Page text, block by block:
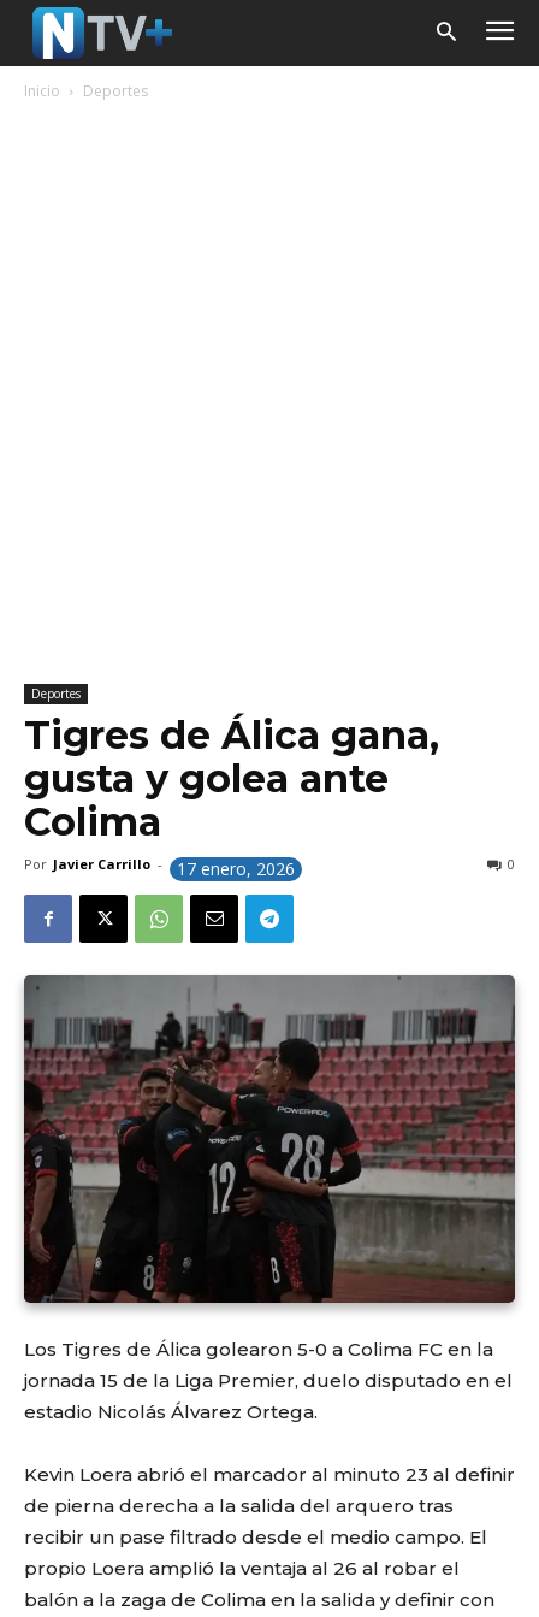
Inicio Deportes
Deportes
Tigres de Álica gana,
gusta y golea ante
Colima
Por Javier Carrillo - 17 enero, 2026 0
Los Tigres de Álica golearon 5-0 a Colima FC en la
jornada 15 de la Liga Premier, duelo disputado en el
estadio Nicolás Álvarez Ortega.
Kevin Loera abrió el marcador al minuto 23 al definir
de pierna derecha a la salida del arquero tras
recibir un pase filtrado desde el medio campo. El
propio Loera amplió la ventaja al 26 al robar el
balón a la zaga de Colima en la salida y definir con